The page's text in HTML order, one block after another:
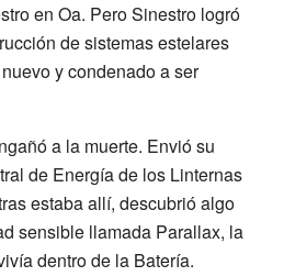
en Oa. Pero Sinestro logró
de sistemas estelares
y condenado a ser
a la muerte. Envió su
de Energía de los Linternas
estaba allí, descubrió algo
sensible llamada Parallax, la
dentro de la Batería.